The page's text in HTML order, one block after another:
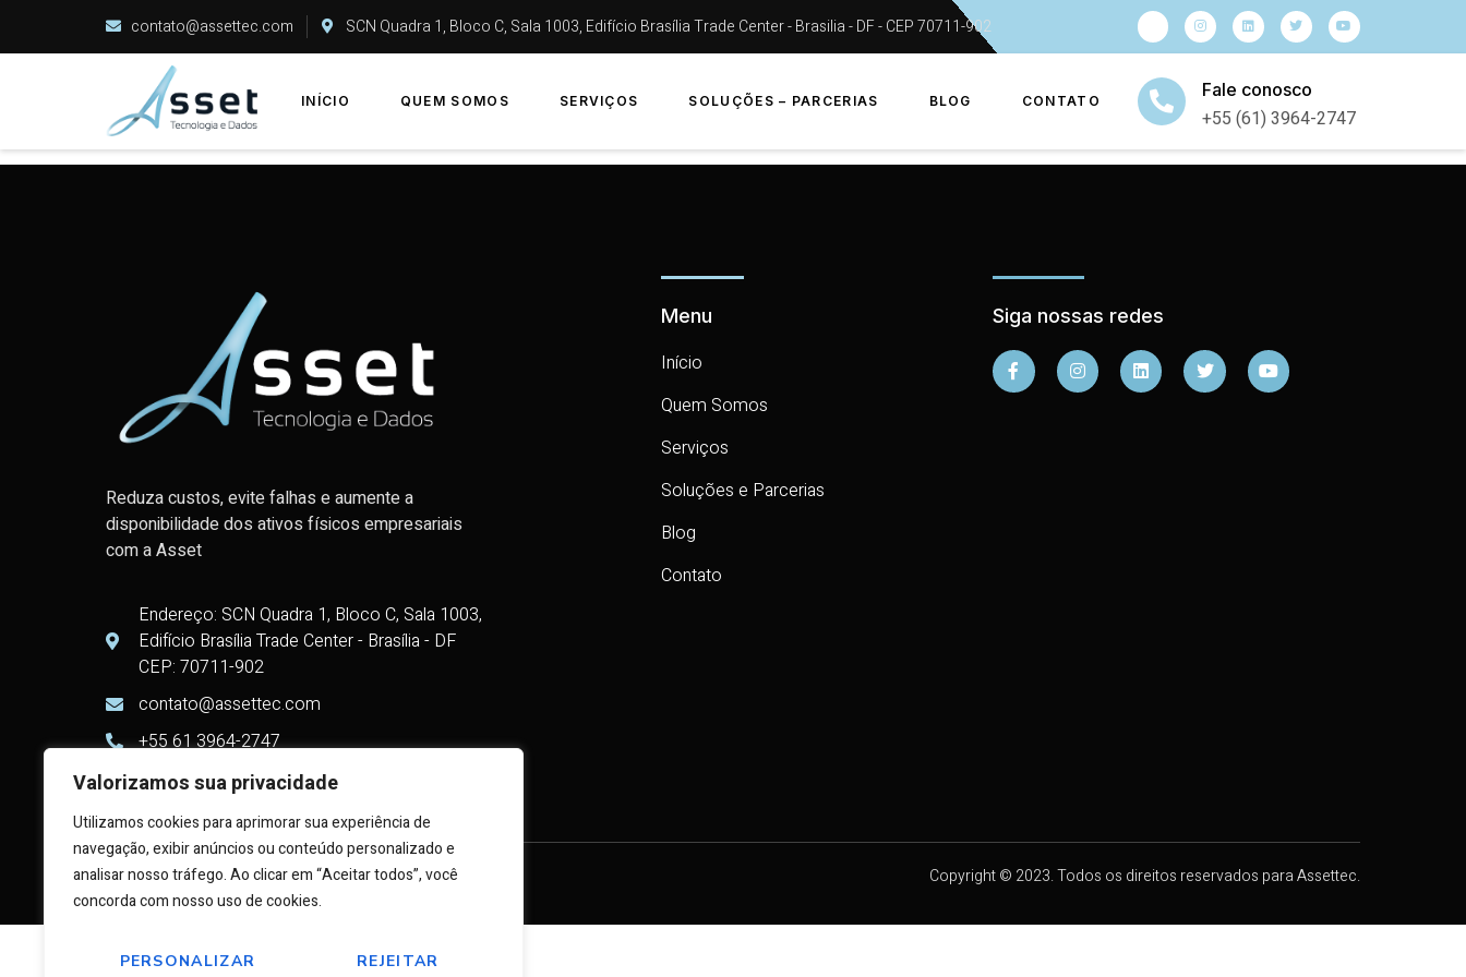
Valorizamos sua privacidade
Utilizamos cookies para aprimorar sua experiência de
navegação, exibir anúncios ou conteúdo personalizado e
analisar nosso tráfego. Ao clicar em “Aceitar todos”, você
concorda com nosso uso de cookies.
PERSONALIZAR REJEITAR
contato@assettec.com SCN Quadra 1, Bloco C, Sala 1003, Edifício Brasília Trade Center - Brasilia - DF - CEP 70711-902
INÍCIO QUEM SOMOS SERVIÇOS SOLUÇÕES – PARCERIAS BLOG CONTATO Fale conosco
+55 (61) 3964-2747
Reduza custos, evite falhas e aumente a
disponibilidade dos ativos físicos empresariais
com a Asset
Endereço: SCN Quadra 1, Bloco C, Sala 1003,
Edifício Brasília Trade Center - Brasília - DF
CEP: 70711-902
contato@assettec.com
+55 61 3964-2747
Menu
Início
Quem Somos
Serviços
Soluções e Parcerias
Blog
Contato
Siga nossas redes
Desenvolvido porAcewebsites Copyright © 2023. Todos os direitos reservados para Assettec.